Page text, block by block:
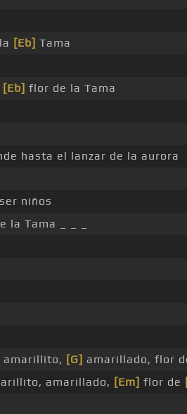
[Eb] Tama
[Eb] flor de la Tama
hasta el lanzar de la aurora
niños
la Tama _ _ _
amarillito, [G] amarillado, flor
amarillado, [Em] flor de